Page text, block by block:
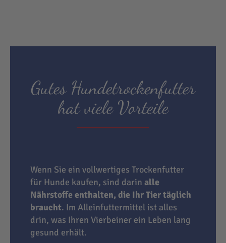
Gutes Hundetrockenfutter
hat viele Vorteile
Wenn Sie ein vollwertiges Trockenfutter
für Hunde kaufen, sind darin alle
Nährstoffe enthalten, die Ihr Tier täglich
braucht. Im Alleinfuttermittel ist alles
drin, was Ihren Vierbeiner ein Leben lang
gesund erhält.